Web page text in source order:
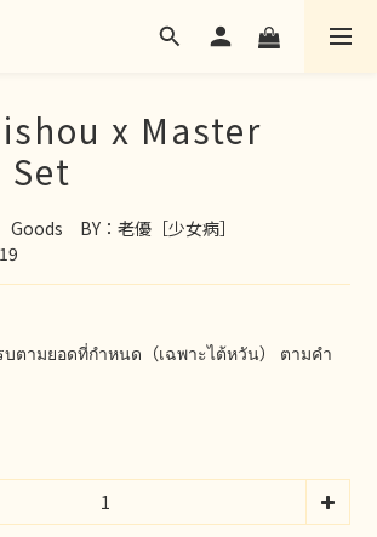
x Master
Set
　BY：老優［少女病］
ตามยอดที่กำหนด（เฉพาะไต้หวัน） ตามคำ